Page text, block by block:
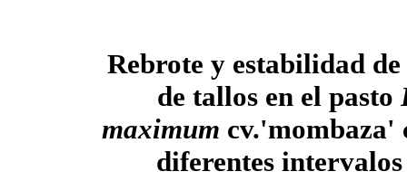
Rebrote y estabilidad
de tallos en el pasto
maximum cv.'mombaza'
diferentes